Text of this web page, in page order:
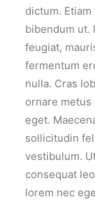
dictum.
bibendum ut.
feugiat,
fermentum
nulla. Cras
ornare
eget.
sollicitudin
vestibulum.
consequat
lorem nec